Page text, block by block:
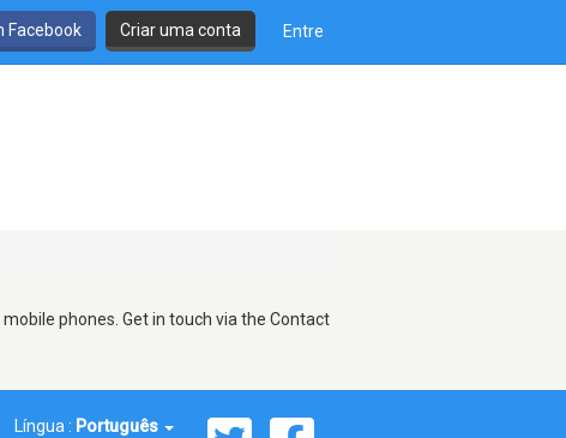
Facebook Criar uma conta Entre
phones. Get in touch via the Contact
Língua : Português